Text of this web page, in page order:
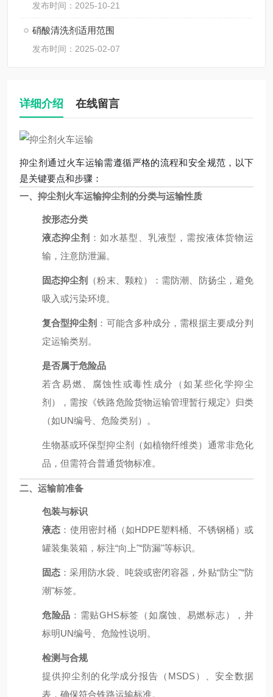
发布时间：2025-10-21
硝酸清洗剂适用范围
发布时间：2025-02-07
详细介绍 在线留言
抑尘剂通过火车运输需遵循严格的流程和安全规范，以下
是关键要点和步骤：
一、 抑尘剂火车运输抑尘剂的分类与运输性质
按形态分类
液态抑尘剂 ：如水基型、乳液型，需按液体货物运
输，注意防泄漏。
固态抑尘剂
（粉末、颗粒）：需防潮、防扬尘，避免
吸入或污染环境。
复合型抑尘剂 ：可能含多种成分，需根据主要成分判
定运输类别。
是否属于危险品
若含易燃、腐蚀性或毒性成分（如某些化学抑尘
剂），需按《铁路危险货物运输管理暂行规定》归类
（如UN编号、危险类别）。
生物基或环保型抑尘剂（如植物纤维类）通常非危化
品，但需符合普通货物标准。
二、运输前准备
包装与标识
液态 ：使用密封桶（如HDPE塑料桶、不锈钢桶）或
罐装集装箱，标注“向上"“防漏"等标识。
固态 ：采用防水袋、吨袋或密闭容器，外贴“防尘"“防
潮"标签。
危险品 ：需贴GHS标签（如腐蚀、易燃标志），并
标明UN编号、危险性说明。
检测与合规
提供抑尘剂的化学成分报告（MSDS）、安全数据
表，确保符合铁路运输标准。